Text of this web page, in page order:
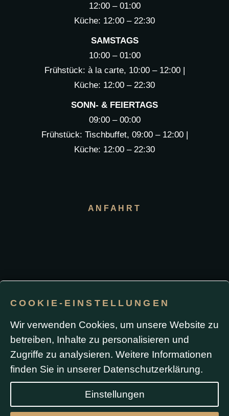
12:00 – 01:00
Küche: 12:00 – 22:30
SAMSTAGS
10:00 – 01:00
Frühstück: à la carte, 10:00 – 12:00 |
Küche: 12:00 – 22:30
SONN- & FEIERTAGS
09:00 – 00:00
Frühstück: Tischbuffet, 09:00 – 12:00 |
Küche: 12:00 – 22:30
ANFAHRT
Impressum / Datenschutz
Durch die Nutzung dieser Website oder das Absenden
eines Formulars stimmen Sie der Verwendung von
Cookies sowie Analyse- und Werbe-Tracking
(einschließlich Google Ads) zu. Formulardaten werden
ausschließlich zur Bearbeitung Ihrer Anfrage
verwendet und nicht ohne Ihre Zustimmung
COOKIE-EINSTELLUNGEN
Wir verwenden Cookies, um unsere Website zu
betreiben, Inhalte zu personalisieren und
Zugriffe zu analysieren. Weitere Informationen
finden Sie in unserer Datenschutzerklärung.
Einstellungen